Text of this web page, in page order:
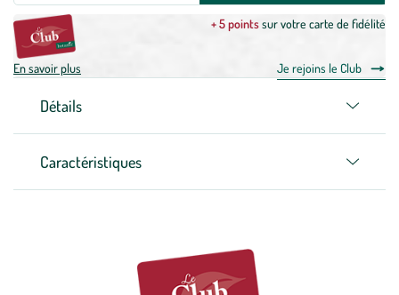
+ 5 pointssur votre carte de fidélité
En savoir plus Je rejoins le Club
Détails
Caractéristiques